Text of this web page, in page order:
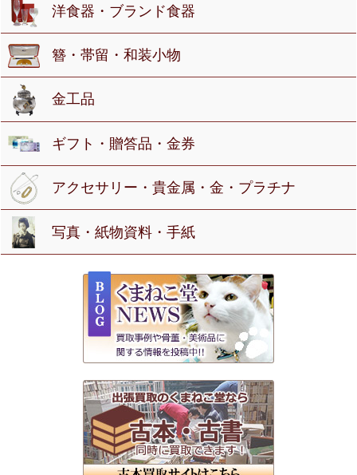
洋食器・ブランド食器
簪・帯留・和装小物
金工品
ギフト・贈答品・金券
アクセサリー・貴金属・金・プラチナ
写真・紙物資料・手紙